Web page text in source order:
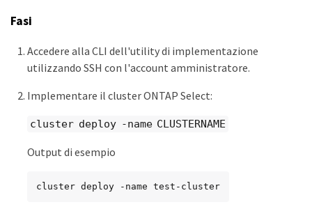
Fasi
Accedere alla CLI dell'utility di implementazione
utilizzando SSH con l'account amministratore.
Implementare il cluster ONTAP Select:
cluster deploy -name CLUSTERNAME
Output di esempio
cluster deploy -name test-cluster